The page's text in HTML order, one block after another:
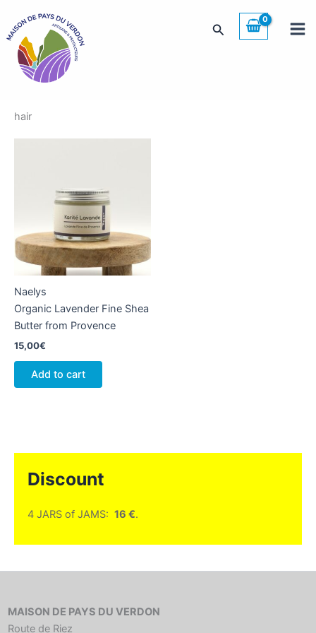
content
Search
hair
Naelys
Organic Lavender Fine Shea
Butter from Provence
15,00€
Add to cart
Discount
4 JARS of JAMS: 16 €.
MAISON DE PAYS DU VERDON
Route de Riez